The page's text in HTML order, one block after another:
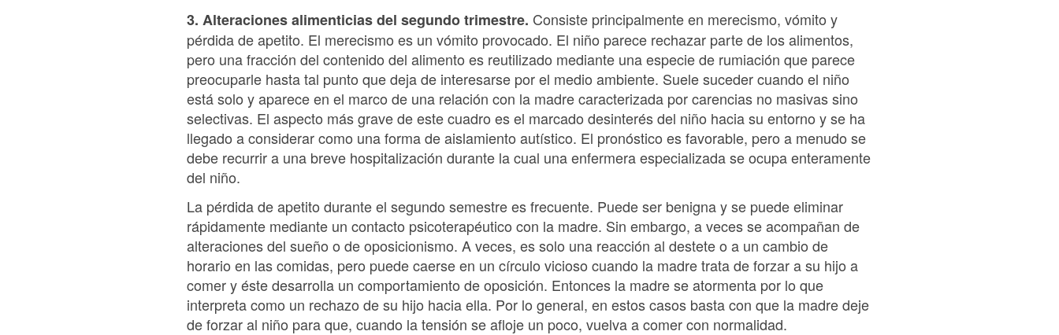
3. Alteraciones alimenticias del segundo trimestre. Consiste principalmente en merecismo, vómito y
pérdida de apetito. El merecismo es un vómito provocado. El niño parece rechazar parte de los alimentos,
pero una fracción del contenido del alimento es reutilizado mediante una especie de rumiación que parece
preocuparle hasta tal punto que deja de interesarse por el medio ambiente. Suele suceder cuando el niño
está solo y aparece en el marco de una relación con la madre caracterizada por carencias no masivas sino
selectivas. El aspecto más grave de este cuadro es el marcado desinterés del niño hacia su entorno y se ha
llegado a considerar como una forma de aislamiento autístico. El pronóstico es favorable, pero a menudo se
debe recurrir a una breve hospitalización durante la cual una enfermera especializada se ocupa enteramente
del niño.
La pérdida de apetito durante el segundo semestre es frecuente. Puede ser benigna y se puede eliminar
rápidamente mediante un contacto psicoterapéutico con la madre. Sin embargo, a veces se acompañan de
alteraciones del sueño o de oposicionismo. A veces, es solo una reacción al destete o a un cambio de
horario en las comidas, pero puede caerse en un círculo vicioso cuando la madre trata de forzar a su hijo a
comer y éste desarrolla un comportamiento de oposición. Entonces la madre se atormenta por lo que
interpreta como un rechazo de su hijo hacia ella. Por lo general, en estos casos basta con que la madre deje
de forzar al niño para que, cuando la tensión se afloje un poco, vuelva a comer con normalidad.